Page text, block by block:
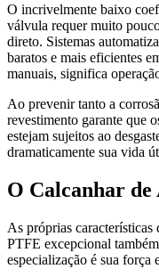
O incrivelmente baixo
válvula requer muito
direto. Sistemas
baratos e mais eficientes
manuais, significa
Ao prevenir tanto a
revestimento garante que
estejam sujeitos ao
dramaticamente sua vida
O Calcanhar de
As próprias
PTFE excepcional
especialização é sua força